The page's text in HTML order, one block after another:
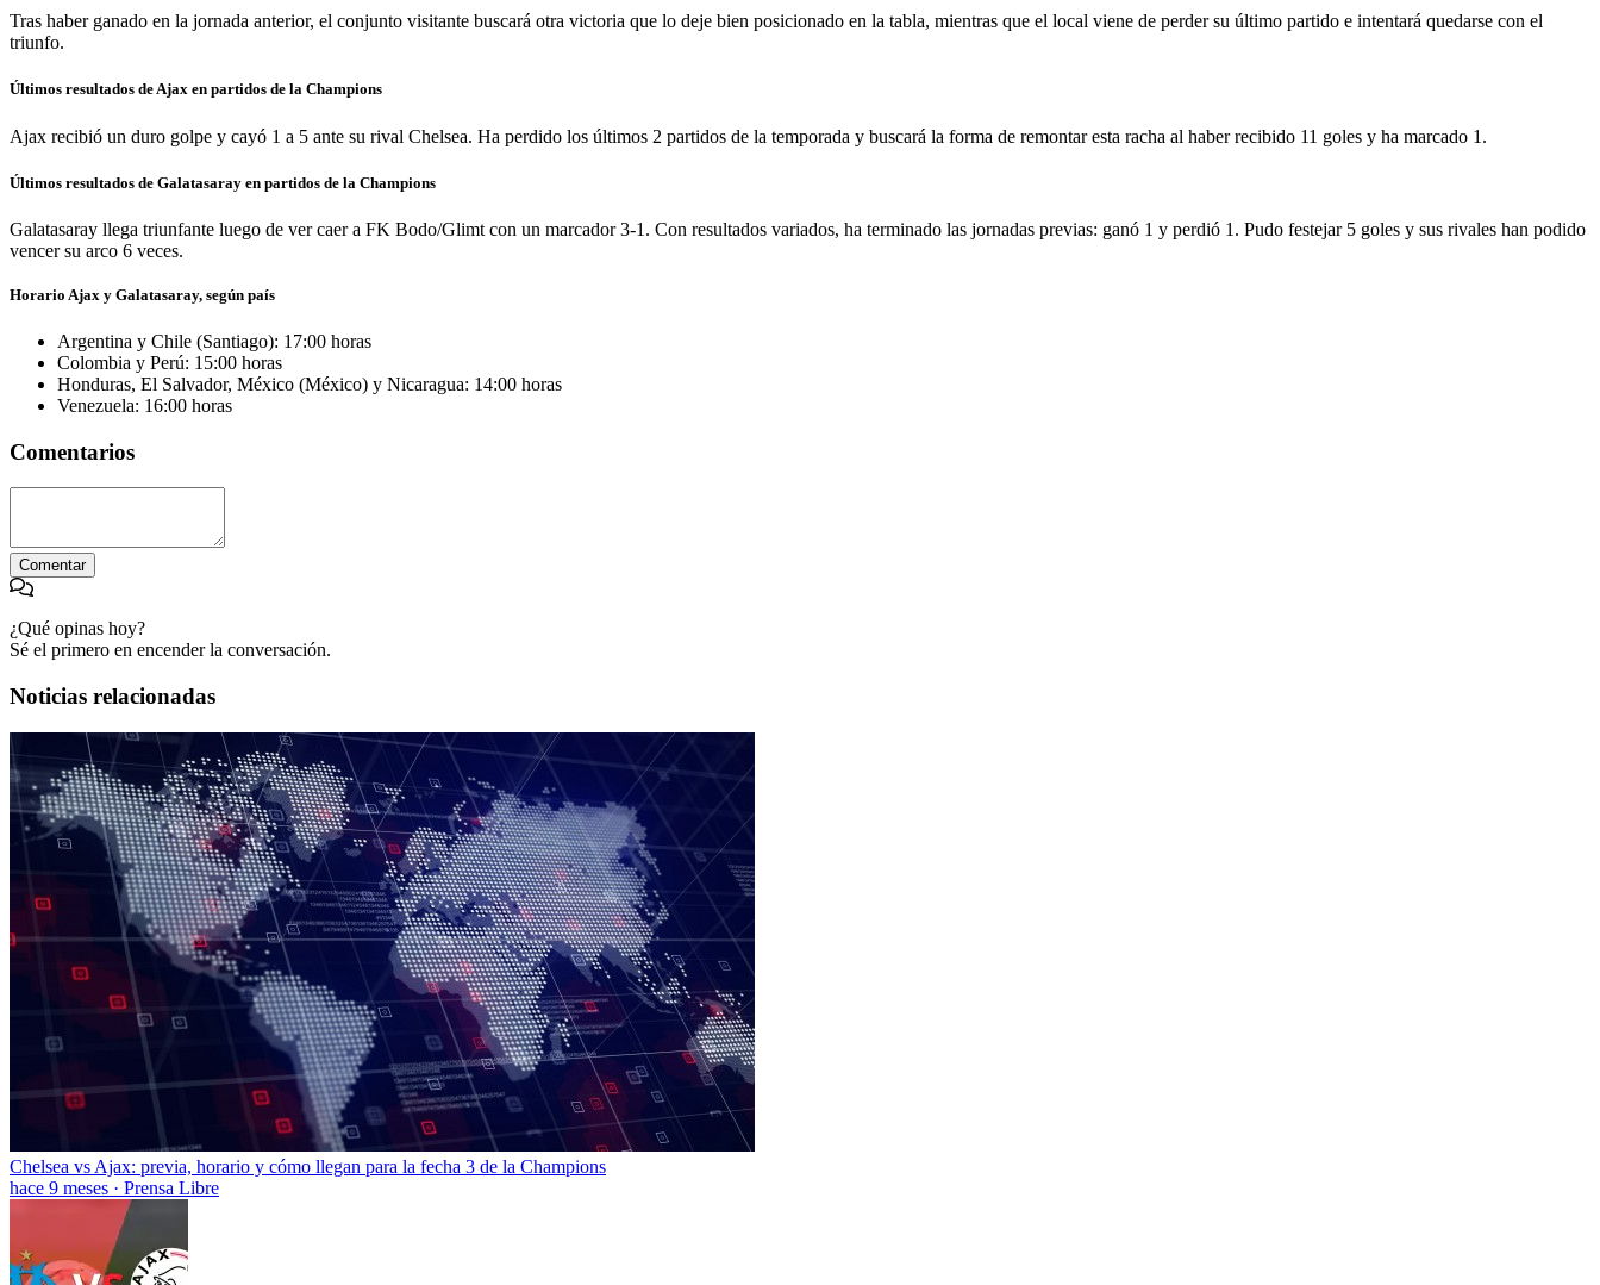
Tras haber ganado en la jornada anterior, el conjunto visitante buscará otra victoria que lo deje bien posicionado en la tabla, mientras que el local viene de perder su último partido e intentará quedarse con el
triunfo.
Últimos resultados de Ajax en partidos de la Champions
Ajax recibió un duro golpe y cayó 1 a 5 ante su rival Chelsea. Ha perdido los últimos 2 partidos de la temporada y buscará la forma de remontar esta racha al haber recibido 11 goles y ha marcado 1.
Últimos resultados de Galatasaray en partidos de la Champions
Galatasaray llega triunfante luego de ver caer a FK Bodo/Glimt con un marcador 3-1. Con resultados variados, ha terminado las jornadas previas: ganó 1 y perdió 1. Pudo festejar 5 goles y sus rivales han podido
vencer su arco 6 veces.
Horario Ajax y Galatasaray, según país
Argentina y Chile (Santiago): 17:00 horas
Colombia y Perú: 15:00 horas
Honduras, El Salvador, México (México) y Nicaragua: 14:00 horas
Venezuela: 16:00 horas
Comentarios
Comentar
¿Qué opinas hoy?
Sé el primero en encender la conversación.
Noticias relacionadas
Chelsea vs Ajax: previa, horario y cómo llegan para la fecha 3 de la Champions
hace 9 meses · Prensa Libre